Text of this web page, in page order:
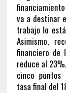
va a destinar
trabajo lo
Asimismo,
financiero de
reduce al
cinco puntos
tasa final del